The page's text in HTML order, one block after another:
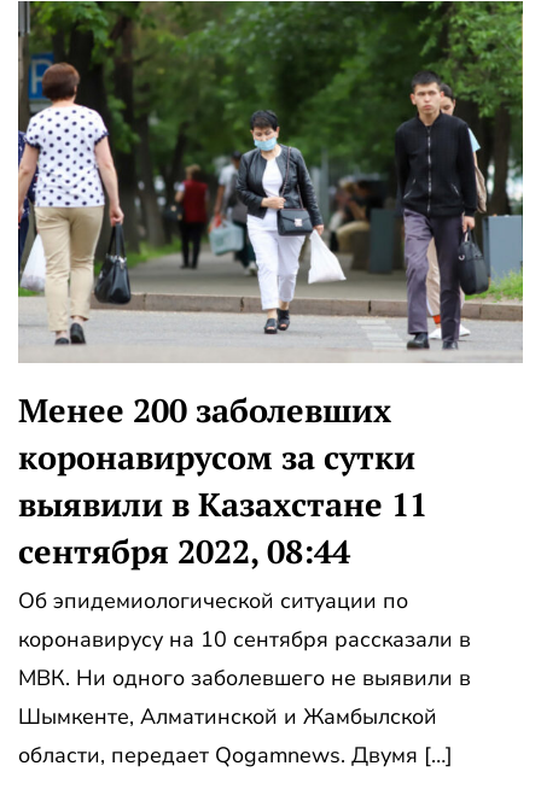
Менее 200 заболевших
коронавирусом за сутки
выявили в Казахстане 11
сентября 2022, 08:44
Об эпидемиологической ситуации по
коронавирусу на 10 сентября рассказали в
МВК. Ни одного заболевшего не выявили в
Шымкенте, Алматинской и Жамбылской
области, передает Qogamnews. Двумя […]